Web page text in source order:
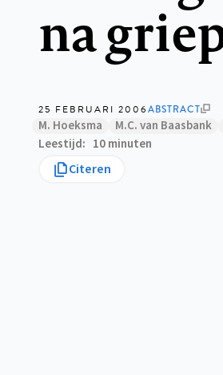
na
25 FEBRUARI 2006ABSTRACT
M. Hoeksma M.C. van Baasbank
Leestijd
10 minuten
Citeren